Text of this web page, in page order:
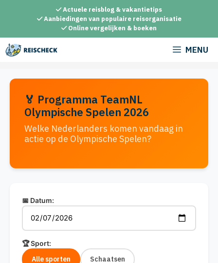
inhoud
Actuele reisblog & vakantietips
Aanbiedingen van populaire reisorganisatie
Online vergelijken & boeken
MENU
🏅 Programma TeamNL
Olympische Spelen 2026
Welke Nederlanders komen vandaag in
actie op de Olympische Spelen?
📅 Datum:
🏆 Sport:
Alle sporten Schaatsen